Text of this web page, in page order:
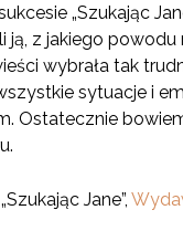
„Szukając
ją, z jakiego
wybrała tak
sytuacje i
Ostatecznie
Jane”,